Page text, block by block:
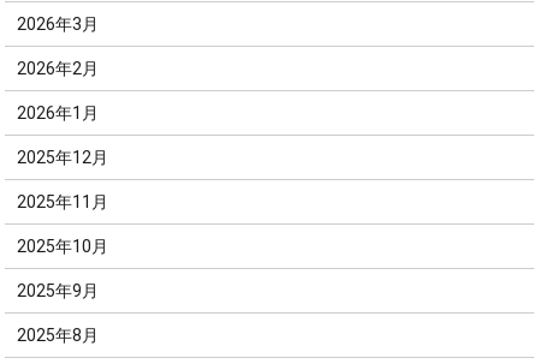
2026年3月
2026年2月
2026年1月
2025年12月
2025年11月
2025年10月
2025年9月
2025年8月